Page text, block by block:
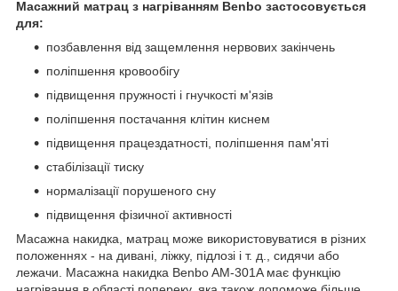
Масажний матрац з нагріванням Benbo застосовується
для:
позбавлення від защемлення нервових закінчень
поліпшення кровообігу
підвищення пружності і гнучкості м'язів
поліпшення постачання клітин киснем
підвищення працездатності, поліпшення пам'яті
стабілізації тиску
нормалізації порушеного сну
підвищення фізичної активності
Масажна накидка, матрац може використовуватися в різних
положеннях - на дивані, ліжку, підлозі і т. д., сидячи або
лежачи. Масажна накидка Benbo AM-301A має функцію